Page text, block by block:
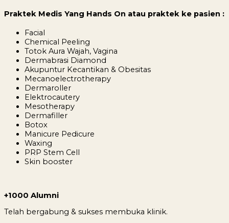
Praktek Medis Yang Hands On atau praktek ke pasien :
Facial
Chemical Peeling
Totok Aura Wajah, Vagina
Dermabrasi Diamond
Akupuntur Kecantikan & Obesitas
Mecanoelectrotherapy
Dermaroller
Elektrocautery
Mesotherapy
Dermafiller
Botox
Manicure Pedicure
Waxing
PRP Stem Cell
Skin booster
+1000 Alumni
Telah bergabung & sukses membuka klinik.